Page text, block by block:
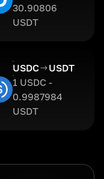
30.90806
USDT
USDC
USDT
1 USDC -
0.9987984
USDT